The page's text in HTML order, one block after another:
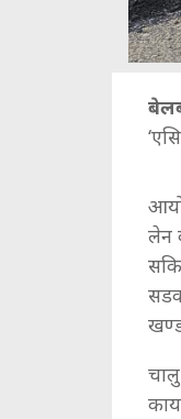
लेन